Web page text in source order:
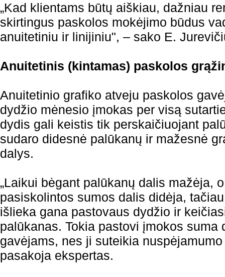
„Kad klientams būtų aiškiau, dažniau
skirtingus paskolos mokėjimo būdus
anuitetiniu ir linijiniu", – sako E.
Anuitetinis (kintamas) paskolos
Anuitetinio grafiko atveju paskolos
dydžio mėnesio įmokas per visą
dydis gali keistis tik perskaičiuojant
sudaro didesnė palūkanų ir mažesnė
dalys.
„Laikui bėgant palūkanų dalis mažėja,
pasiskolintos sumos dalis didėja,
išlieka gana pastovaus dydžio ir
palūkanas. Tokia pastovi įmokos suma
gavėjams, nes ji suteikia
pasakoja ekspertas.